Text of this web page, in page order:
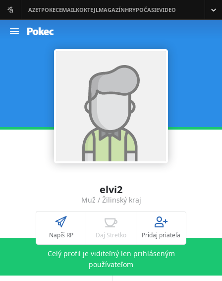
elvi2
Muž / Žilinský kraj
Napíš RP Daj Stretko Pridaj priateľa
Celý profil je viditeľný len prihláseným
používateľom